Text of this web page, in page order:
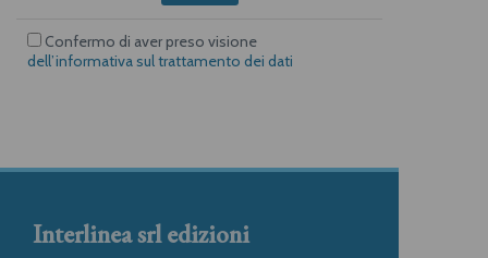
Confermo di aver preso visione
dell’informativa sul trattamento dei dati
Interlinea srl edizioni